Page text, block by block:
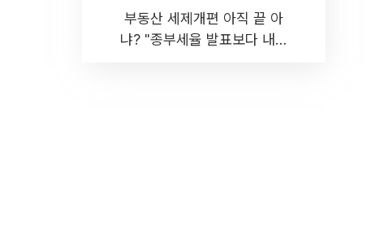
부동산 세제개편 아직 끝 아
냐? "종부세율 발표보다 내릴